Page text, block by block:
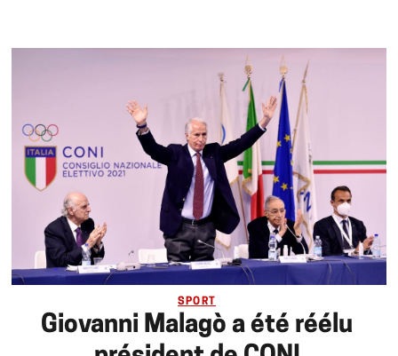
SPORT
Giovanni Malagò a été réélu